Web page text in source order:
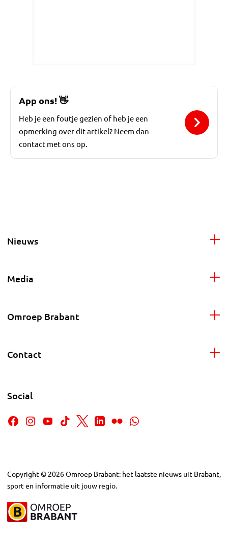
App ons!👋
Heb je een foutje gezien of heb je een
opmerking over dit artikel? Neem dan
contact met ons op.
Nieuws
Media
Omroep Brabant
Contact
Social
Copyright © 2026Omroep Brabant: het laatste nieuws uit Brabant,
sport en informatie uit jouw regio.